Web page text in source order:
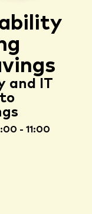
and IT
- 11:00